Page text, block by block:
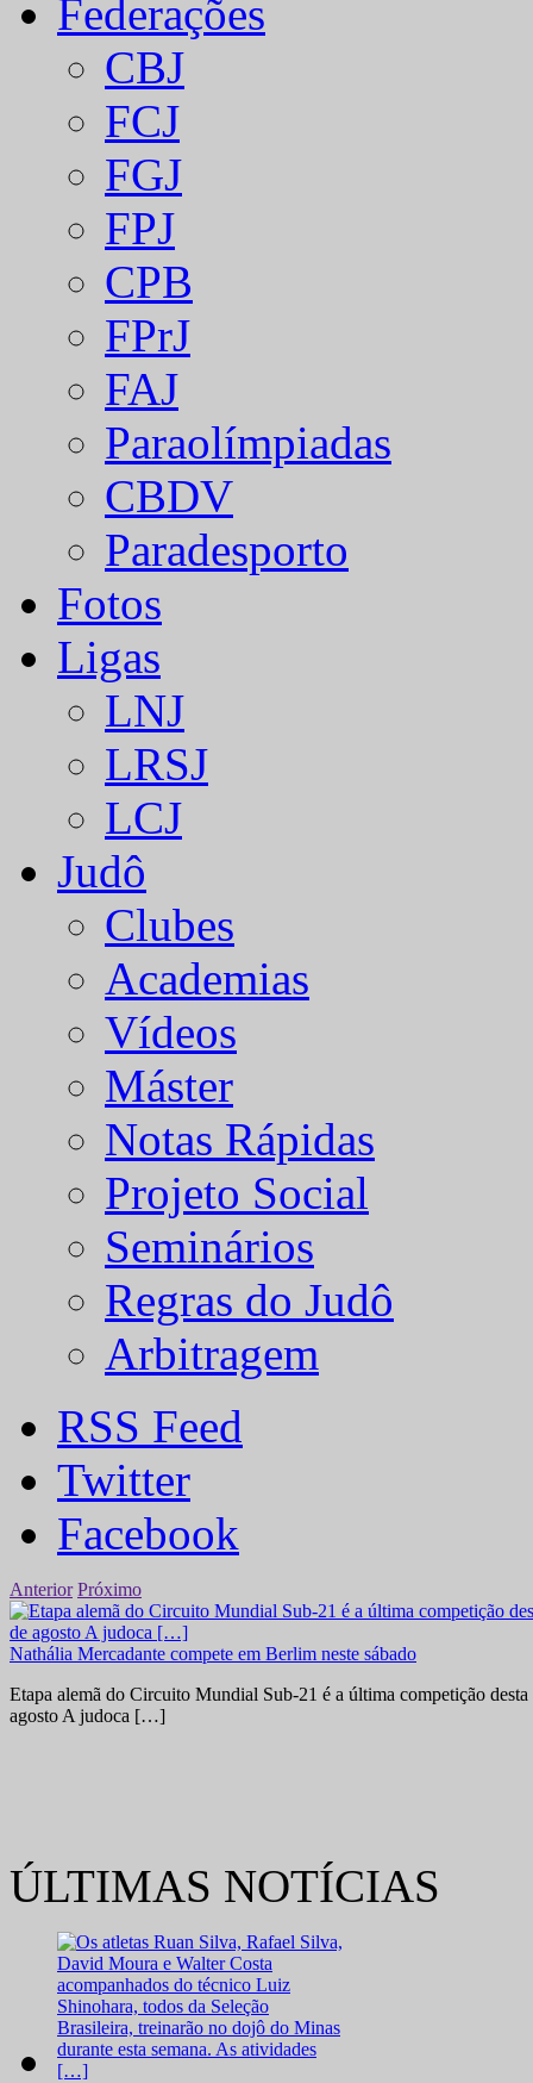
Federações
CBJ
FCJ
FGJ
FPJ
CPB
FPrJ
FAJ
Paraolímpiadas
CBDV
Paradesporto
Fotos
Ligas
LNJ
LRSJ
LCJ
Judô
Clubes
Academias
Vídeos
Máster
Notas Rápidas
Projeto Social
Seminários
Regras do Judô
Arbitragem
RSS Feed
Twitter
Facebook
Anterior Próximo
Nathália Mercadante compete em Berlim neste sábado
Etapa alemã do Circuito Mundial Sub-21 é a última competição
agosto A judoca […]
ÚLTIMAS NOTÍCIAS